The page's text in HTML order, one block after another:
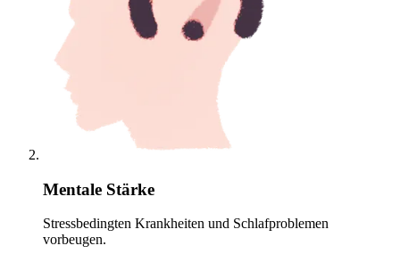
Mentale Stärke
Stressbedingten Krankheiten und Schlafproblemen
vorbeugen.